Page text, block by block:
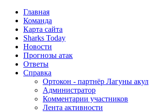
Главная
Команда
Карта сайта
Sharks Today
Новости
Прогнозы атак
Ответы
Справка
Ортокон - партнёр Лагуны акул
Администратор
Комментарии участников
Лента активности